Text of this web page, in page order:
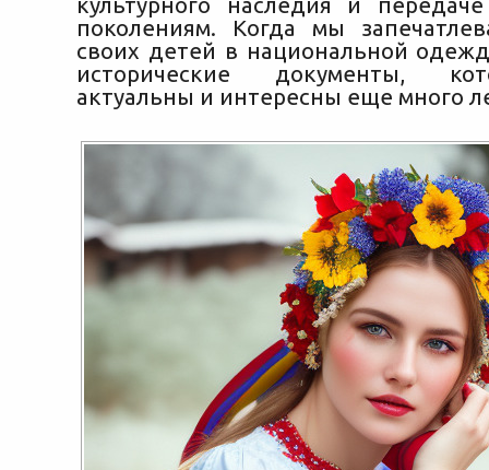
поколениям. Когда мы
своих детей в национальной
исторические документы,
актуальны и интересны еще много